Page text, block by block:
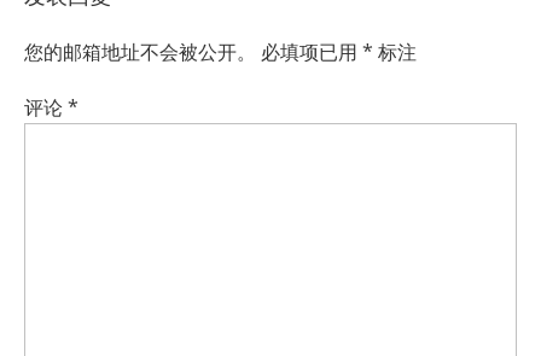
您的邮箱地址不会被公开。 必填项已用 * 标注
评论*